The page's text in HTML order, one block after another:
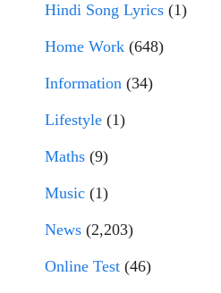
Hindi Song Lyrics (1)
Home Work (648)
Information (34)
Lifestyle (1)
Maths (9)
Music (1)
News (2,203)
Online Test (46)